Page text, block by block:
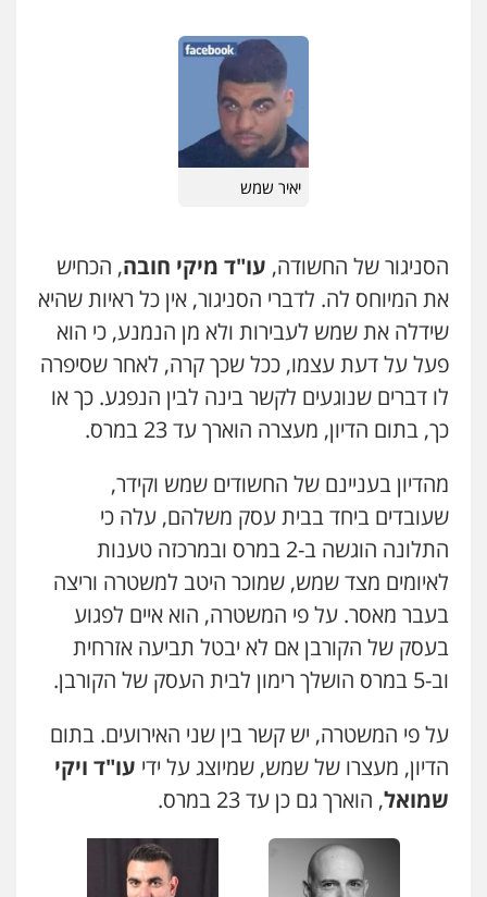
0538788878
יאיר שמש
הסניגור של החשודה, עו"ד מיקי חובה, הכחיש
את המיוחס לה. לדברי הסניגור, אין כל ראיות שהיא
שידלה את שמש לעבירות ולא מן הנמנע, כי הוא
פעל על דעת עצמו, ככל שכך קרה, לאחר שסיפרה
לו דברים שנוגעים לקשר בינה לבין הנפגע. כך או
כך, בתום הדיון, מעצרה הוארך עד 23 במרס.
מהדיון בעניינם של החשודים שמש וקידר,
שעובדים ביחד בבית עסק משלהם, עלה כי
התלונה הוגשה ב-2 במרס ובמרכזה טענות
לאיומים מצד שמש, שמוכר היטב למשטרה וריצה
בעבר מאסר. על פי המשטרה, הוא איים לפגוע
בעסק של הקורבן אם לא יבטל תביעה אזרחית
וב-5 במרס הושלך רימון לבית העסק של הקורבן.
על פי המשטרה, יש קשר בין שני האירועים. בתום
הדיון, מעצרו של שמש, שמיוצג על ידי עו"ד ויקי
שמואל, הוארך גם כן עד 23 במרס.
שני אלגרבלי – משרד עורכי דין
עורכי דין לענייני אסירים
0507120031
פלילי פשיעה חמורה מעצרים וחקירות
עו"ד רונן בנדל
משפט פלילי
0524282442
פלילי מעצרים וחקירות
0543986802
מנשה, אלמוג – עורכי דין
פלילי עבירות תנועה צווארון לבן תעבורה
עורכי דין לענייני אסירים מעצרים וחקירות
0546470989